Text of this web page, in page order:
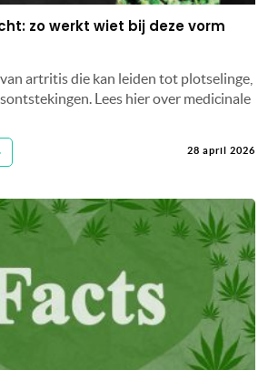
zo werkt wiet bij deze vorm
artritis die kan leiden tot plotselinge,
Lees hier over medicinale
28 april 2026